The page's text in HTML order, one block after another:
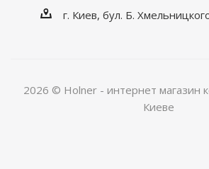
г. Киев, бул. Б.
2026 © Holner - интернет магазин
Киеве